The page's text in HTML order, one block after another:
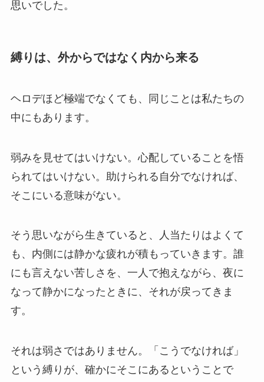
思いでした。
縛りは、外からではなく内から来る
ヘロデほど極端でなくても、同じことは私たちの
中にもあります。
弱みを見せてはいけない。心配していることを悟
られてはいけない。助けられる自分でなければ、
そこにいる意味がない。
そう思いながら生きていると、人当たりはよくて
も、内側には静かな疲れが積もっていきます。誰
にも言えない苦しさを、一人で抱えながら、夜に
なって静かになったときに、それが戻ってきま
す。
それは弱さではありません。「こうでなければ」
という縛りが、確かにそこにあるということで